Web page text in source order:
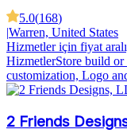
5.0(168)
|Warren, United States
Hizmetler için fiyat
HizmetlerStore build or
customization, Logo
2 Friends